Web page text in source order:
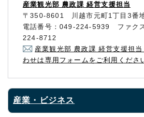
産業観光部 農政課 経営支援担当
〒350-8601 川越市元町1丁目3番
電話番号：049-224-5939 ファク
224-8712
産業観光部 農政課 経営支援担
わせは専用フォームをご利用くださ
産業・ビジネス